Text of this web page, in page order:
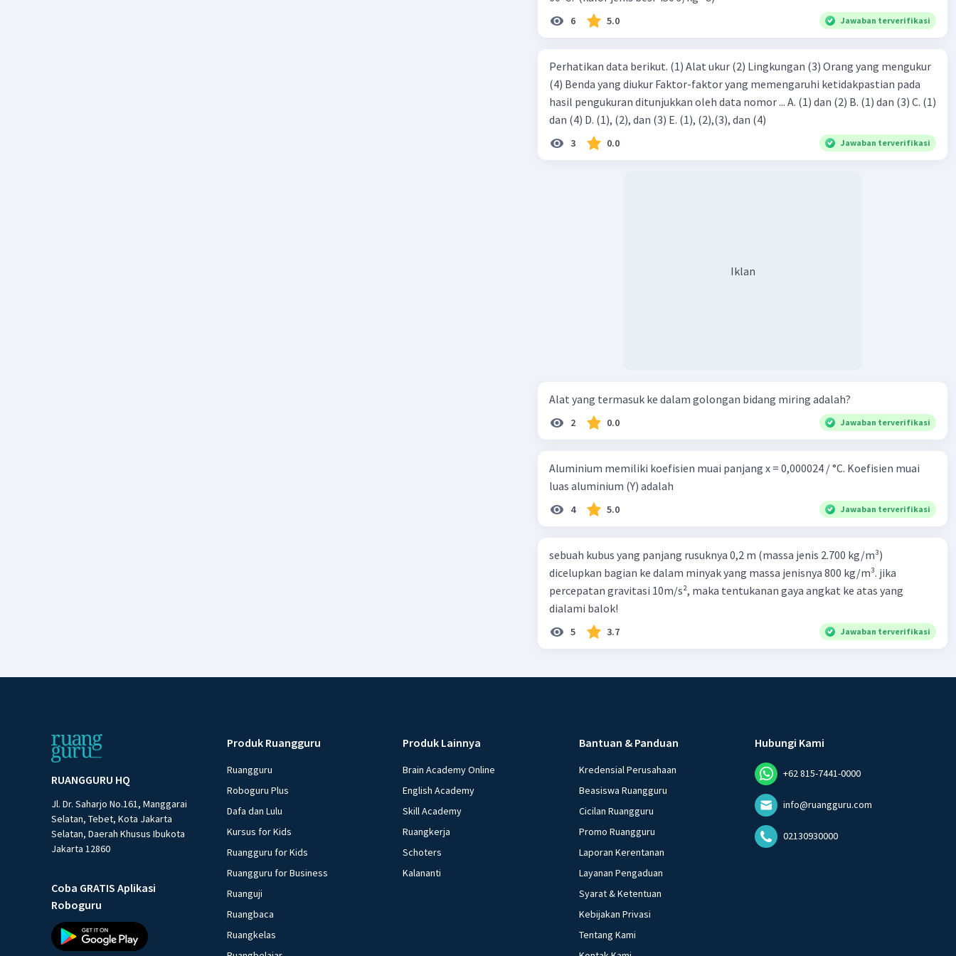
6 5.0 Jawaban terverifikasi
Perhatikan data berikut. (1) Alat ukur (2) Lingkungan (3) Orang yang mengukur
(4) Benda yang diukur Faktor-faktor yang memengaruhi ketidakpastian pada
hasil pengukuran ditunjukkan oleh data nomor ... A. (1) dan (2) B. (1) dan (3) C. (1)
dan (4) D. (1), (2), dan (3) E. (1), (2),(3), dan (4)
3 0.0 Jawaban terverifikasi
Iklan
Alat yang termasuk ke dalam golongan bidang miring adalah?
2 0.0 Jawaban terverifikasi
Aluminium memiliki koefisien muai panjang x = 0,000024 / °C. Koefisien muai
luas aluminium (Y) adalah
4 5.0 Jawaban terverifikasi
sebuah kubus yang panjang rusuknya 0,2 m (massa jenis 2.700 kg/m³)
dicelupkan bagian ke dalam minyak yang massa jenisnya 800 kg/m³. jika
percepatan gravitasi 10m/s², maka tentukanan gaya angkat ke atas yang
dialami balok!
5 3.7 Jawaban terverifikasi
RUANGGURU HQ
Jl. Dr. Saharjo No.161, Manggarai
Selatan, Tebet, Kota Jakarta
Selatan, Daerah Khusus Ibukota
Jakarta 12860
Coba GRATIS Aplikasi
Roboguru
Produk Ruangguru
Ruangguru
Roboguru Plus
Dafa dan Lulu
Kursus for Kids
Ruangguru for Kids
Ruangguru for Business
Ruanguji
Ruangbaca
Ruangkelas
Produk Lainnya
Brain Academy Online
English Academy
Skill Academy
Ruangkerja
Schoters
Kalananti
Bantuan & Panduan
Kredensial Perusahaan
Beasiswa Ruangguru
Cicilan Ruangguru
Promo Ruangguru
Laporan Kerentanan
Layanan Pengaduan
Syarat & Ketentuan
Kebijakan Privasi
Tentang Kami
Hubungi Kami
+62 815-7441-0000
info@ruangguru.com
02130930000